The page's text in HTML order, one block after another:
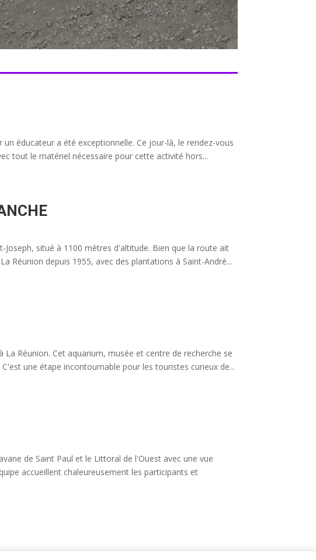
éducateur a été exceptionnelle. Ce jour-là, le rendez-vous
tout le matériel nécessaire pour cette activité hors...
situé à 1100 mètres d'altitude. Bien que la route ait
Réunion depuis 1955, avec des plantations à Saint-André...
Réunion. Cet aquarium, musée et centre de recherche se
une étape incontournable pour les touristes curieux de...
de Saint Paul et le Littoral de l'Ouest avec une vue
accueillent chaleureusement les participants et